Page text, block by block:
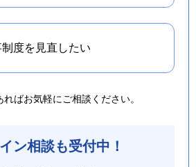
度を 見直したい
ばお気軽にご相談ください。
ン相談も受付中！